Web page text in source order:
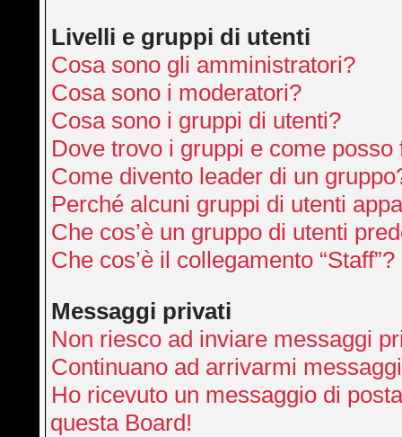
Livelli e gruppi di utenti
Cosa sono gli amministratori?
Cosa sono i moderatori?
Cosa sono i gruppi di utenti?
Dove trovo i gruppi e come
Come divento leader di un
Perché alcuni gruppi di utenti
Che cos’è un gruppo di utenti
Che cos’è il collegamento “Staff”?
Messaggi privati
Non riesco ad inviare messaggi
Continuano ad arrivarmi
Ho ricevuto un messaggio di
questa Board!